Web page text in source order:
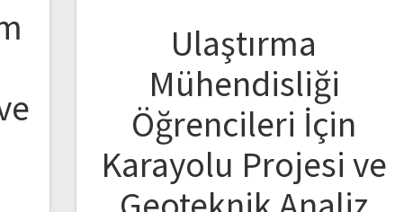
Ulaştırma
Mühendisliği
Öğrencileri İçin
Karayolu Projesi ve